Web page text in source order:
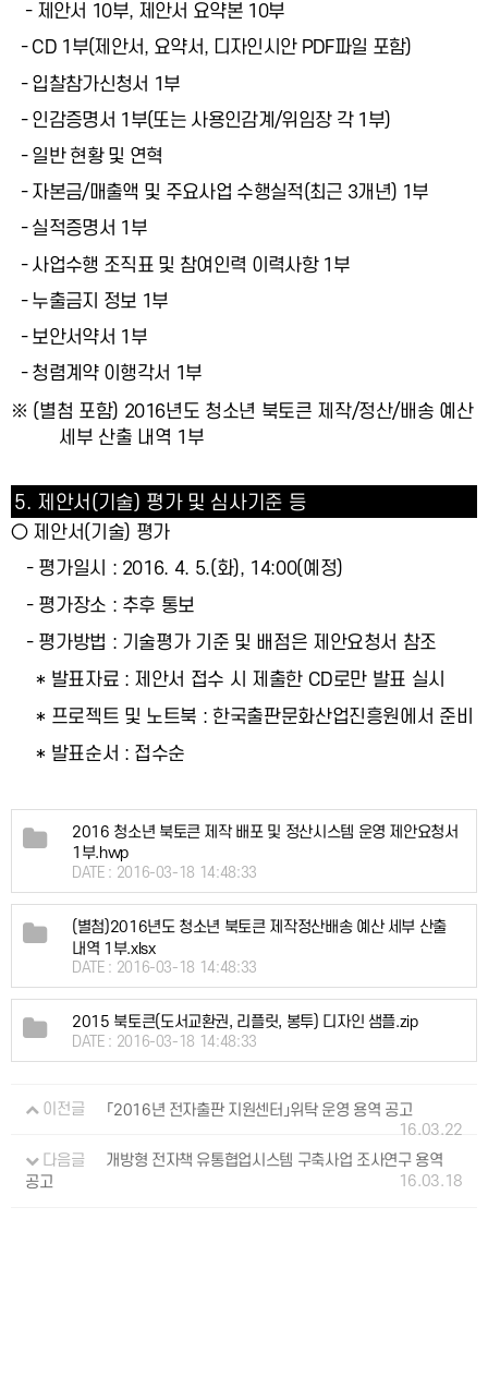
- 제안서 10부, 제안서 요약본 10부
- CD 1부(제안서, 요약서, 디자인시안 PDF파일 포함)
- 입찰참가신청서 1부
- 인감증명서 1부(또는 사용인감계/위임장 각 1부)
- 일반 현황 및 연혁
- 자본금/매출액 및 주요사업 수행실적(최근 3개년) 1부
- 실적증명서 1부
- 사업수행 조직표 및 참여인력 이력사항 1부
- 누출금지 정보 1부
- 보안서약서 1부
- 청렴계약 이행각서 1부
※ (별첨 포함) 2016년도 청소년 북토큰 제작/정산/배송 예산
세부 산출 내역 1부
5. 제안서 (기술) 평가 및 심사기준 등
○ 제안서(기술) 평가
- 평가일시 : 2016. 4. 5.(화), 14:00(예정)
- 평가장소 : 추후 통보
- 평가방법 : 기술평가 기준 및 배점은 제안요청서 참조
* 발표자료 : 제안서 접수 시 제출한 CD로만 발표 실시
* 프로젝트 및 노트북 : 한국출판문화산업진흥원에서 준비
* 발표순서 : 접수순
2016 청소년 북토큰 제작 배포 및 정산시스템 운영 제안요청서
1부.hwp
DATE : 2016-03-18 14:48:33
(별첨)2016년도 청소년 북토큰 제작정산배송 예산 세부 산출
내역 1부.xlsx
DATE : 2016-03-18 14:48:33
2015 북토큰(도서교환권, 리플릿, 봉투) 디자인 샘플.zip
DATE : 2016-03-18 14:48:33
이전글
「2016년 전자출판 지원센터」위탁 운영 용역 공고
16.03.22
다음글
개방형 전자책 유통협업시스템 구축사업 조사연구 용역
공고
16.03.18